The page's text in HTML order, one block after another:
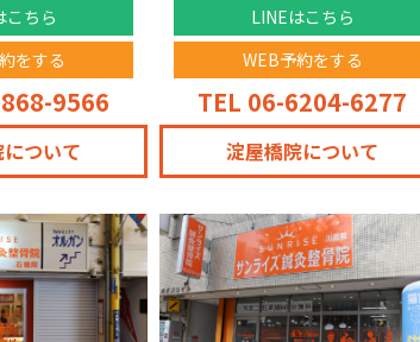
こちら
をする
9566
ついて
LINEはこちら
WEB予約をする
TEL 06-6204-6277
淀屋橋院について